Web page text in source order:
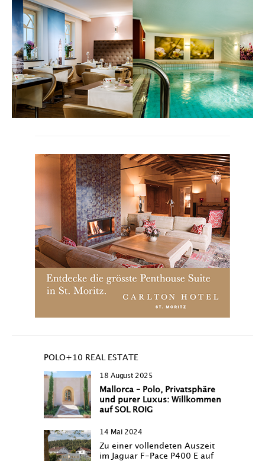
POLO+10 REAL ESTATE
18 August 2025
Mallorca – Polo, Privatsphäre
und purer Luxus: Willkommen
auf SOL ROIG
14 Mai 2024
Zu einer vollendeten Auszeit
im Jaguar F-Pace P400 E auf